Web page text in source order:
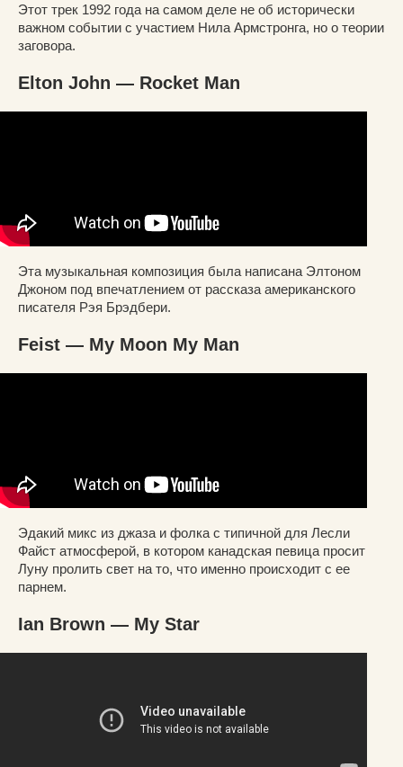
Этот трек 1992 года на самом деле не об исторически
важном событии с участием Нила Армстронга, но о теории
заговора.
Elton John — Rocket Man
Эта музыкальная композиция была написана Элтоном
Джоном под впечатлением от рассказа американского
писателя Рэя Брэдбери.
Feist — My Moon My Man
Эдакий микс из джаза и фолка с типичной для Лесли
Файст атмосферой, в котором канадская певица просит
Луну пролить свет на то, что именно происходит с ее
парнем.
Ian Brown — My Star